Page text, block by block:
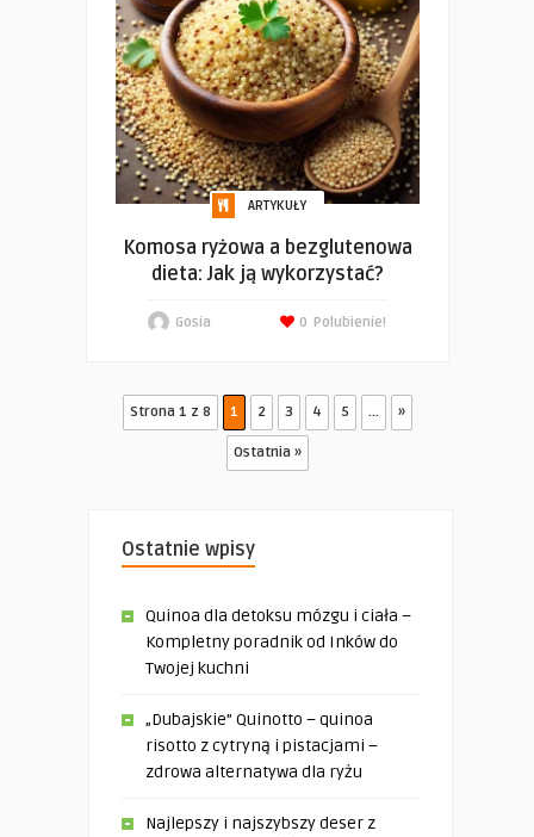
ARTYKUŁY
Komosa ryżowa a bezglutenowa
dieta: Jak ją wykorzystać?
Gosia Polubienie!
0
Strona 1 z 8 1 2 3 4 5 ... »
Ostatnia »
Ostatnie wpisy
Quinoa dla detoksu mózgu i ciała –
Kompletny poradnik od Inków do
Twojej kuchni
„Dubajskie” Quinotto – quinoa
risotto z cytryną i pistacjami –
zdrowa alternatywa dla ryżu
Najlepszy i najszybszy deser z